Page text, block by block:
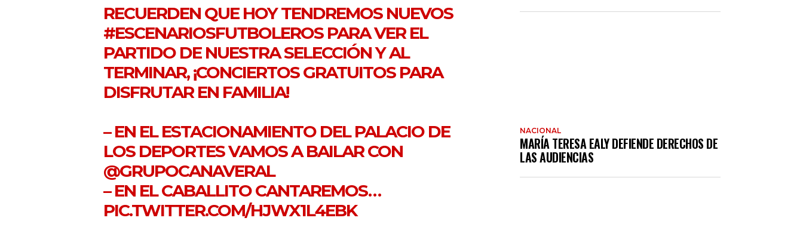
RECUERDEN QUE HOY TENDREMOS NUEVOS
#ESCENARIOSFUTBOLEROSPARA VER EL
PARTIDO DE NUESTRA SELECCIÓN Y AL
TERMINAR, ¡CONCIERTOS GRATUITOS PARA
DISFRUTAR EN FAMILIA!
– EN EL ESTACIONAMIENTO DEL PALACIO DE
LOS DEPORTES VAMOS A BAILAR CON
@GRUPOCANAVERAL
– EN EL CABALLITO CANTAREMOS…
PIC.TWITTER.COM/HJWX1L4EBK
NACIONAL
MARÍA TERESA EALY DEFIENDE DERECHOS DE
LAS AUDIENCIAS